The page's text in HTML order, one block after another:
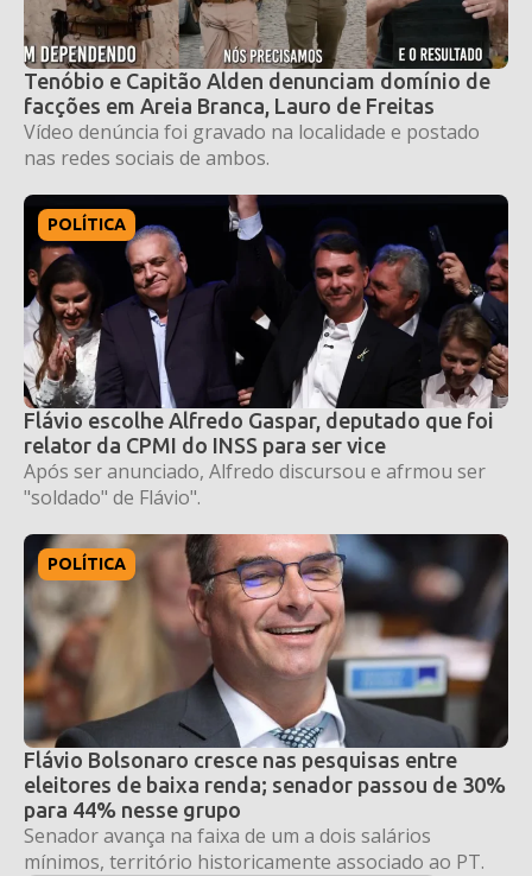
Tenóbio e Capitão Alden denunciam domínio de
facções em Areia Branca, Lauro de Freitas
Vídeo denúncia foi gravado na localidade e postado
nas redes sociais de ambos.
POLÍTICA
Flávio escolhe Alfredo Gaspar, deputado que foi
relator da CPMI do INSS para ser vice
Após ser anunciado, Alfredo discursou e afrmou ser
"soldado" de Flávio".
POLÍTICA
Flávio Bolsonaro cresce nas pesquisas entre
eleitores de baixa renda; senador passou de 30%
para 44% nesse grupo
Senador avança na faixa de um a dois salários
mínimos, território historicamente associado ao PT.